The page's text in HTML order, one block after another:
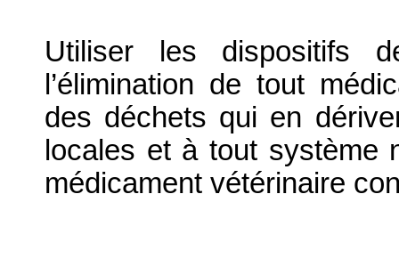
Utiliser les dispositifs
l’élimination de tout
des déchets qui en
locales et à tout système
médicament vétérinaire